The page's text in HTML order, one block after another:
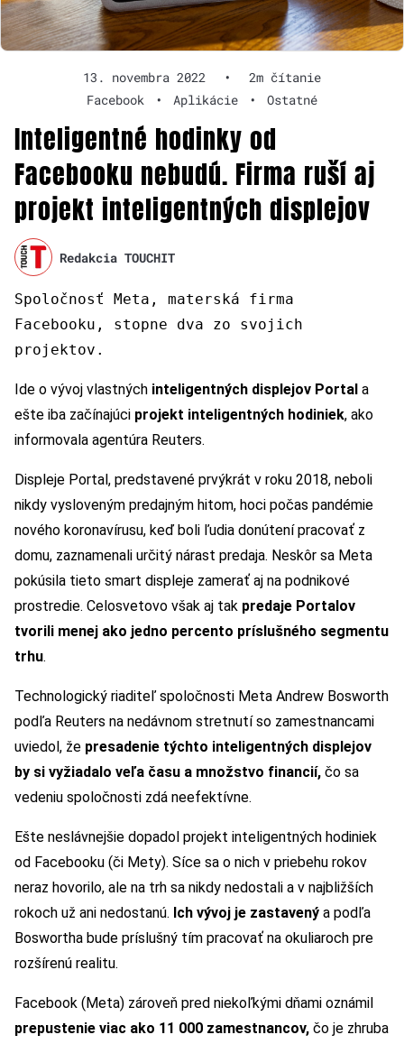
13. novembra 2022 •
2m čítanie
Facebook
• Aplikácie • Ostatné
Inteligentné hodinky od
Facebooku nebudú. Firma ruší aj
projekt inteligentných displejov
Redakcia TOUCHIT
Spoločnosť Meta, materská firma
Facebooku, stopne dva zo svojich
projektov.
Ide o vývoj vlastných inteligentných displejov Portal a
ešte iba začínajúci projekt inteligentných hodiniek, ako
informovala agentúra Reuters.
Displeje Portal, predstavené prvýkrát v roku 2018, neboli
nikdy vysloveným predajným hitom, hoci počas pandémie
nového koronavírusu, keď boli ľudia donútení pracovať z
domu, zaznamenali určitý nárast predaja. Neskôr sa Meta
pokúsila tieto smart displeje zamerať aj na podnikové
prostredie. Celosvetovo však aj tak predaje Portalov
tvorili menej ako jedno percento príslušného segmentu
trhu.
Technologický riaditeľ spoločnosti Meta Andrew Bosworth
podľa Reuters na nedávnom stretnutí so zamestnancami
uviedol, že presadenie týchto inteligentných displejov
by si vyžiadalo veľa času a množstvo financií, čo sa
vedeniu spoločnosti zdá neefektívne.
Ešte neslávnejšie dopadol projekt inteligentných hodiniek
od Facebooku (či Mety). Síce sa o nich v priebehu rokov
neraz hovorilo, ale na trh sa nikdy nedostali a v najbližších
rokoch už ani nedostanú. Ich vývoj je zastavený a podľa
Boswortha bude príslušný tím pracovať na okuliaroch pre
rozšírenú realitu.
Facebook (Meta) zároveň pred niekoľkými dňami oznámil
prepustenie viac ako 11 000 zamestnancov, čo je zhruba